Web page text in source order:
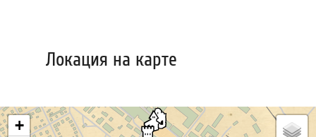
Локация на карте
+